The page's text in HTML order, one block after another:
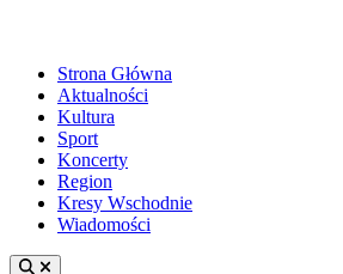
Strona Główna
Aktualności
Kultura
Sport
Koncerty
Region
Kresy Wschodnie
Wiadomości